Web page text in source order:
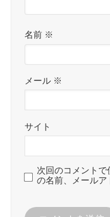
名前 ※
メール ※
サイト
次回のコメント
の名前、メールア